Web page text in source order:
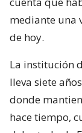
mediante una
de hoy.
La institución
lleva siete
donde
hace tiempo,